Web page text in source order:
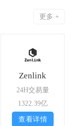
更多 +
Zenlink
24H交易量
1322.39亿
查看详情